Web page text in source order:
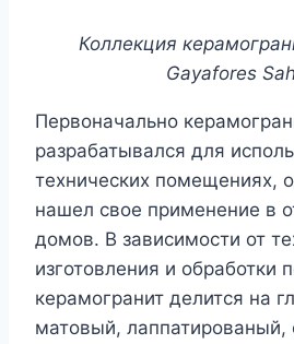
Коллекция
Gayafores
Первоначально
разрабатывался для
технических помещениях,
нашел свое применение в
домов. В зависимости от
изготовления и обработки
керамогранит делится на
матовый, лаппатированый,